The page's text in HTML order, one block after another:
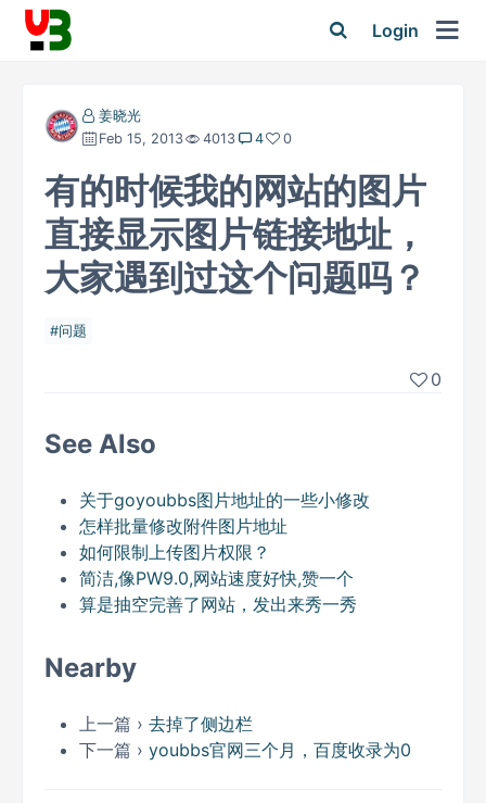
Login
姜晓光
Feb 15, 2013
4013 4 0
有的时候我的网站的图片
直接显示图片链接地址，
大家遇到过这个问题吗？
问题
0
See Also
关于goyoubbs图片地址的一些小修改
怎样批量修改附件图片地址
如何限制上传图片权限？
简洁,像PW9.0,网站速度好快,赞一个
算是抽空完善了网站，发出来秀一秀
Nearby
上一篇 › 去掉了侧边栏
下一篇 › youbbs官网三个月，百度收录为0